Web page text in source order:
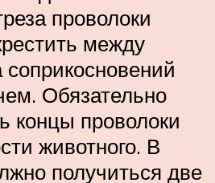
проволоки
между
Обязательно
концы проволоки
животного. В
получиться две